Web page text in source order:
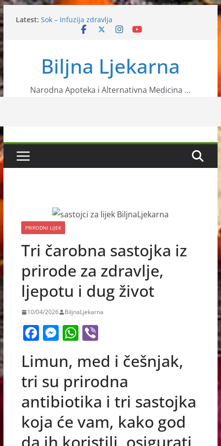
Skip
to
content
Latest: Sok – Infuzija zdravlja
Poriluk kao odličan izvor vitamina
Biljna Ljekarna
Narodna Apoteka i Alternativna Medicina …
PRIRODNI LIJEK
Tri čarobna sastojka iz
prirode za zdravlje,
ljepotu i dug život
10/04/2026 BiljnaLjekarna
F
c
e
b
o
o
M
ss
e
n
g
er
W
at
s
A
p
p
Vi
er
Limun, med i češnjak,
tri su prirodna
antibiotika i tri sastojka
koja će vam, kako god